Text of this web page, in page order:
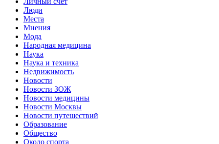
Люди
Места
Мнения
Мода
Народная медицина
Наука
Наука и техника
Недвижимость
Новости
Новости ЗОЖ
Новости медицины
Новости Москвы
Новости путешествий
Образование
Общество
Около спорта